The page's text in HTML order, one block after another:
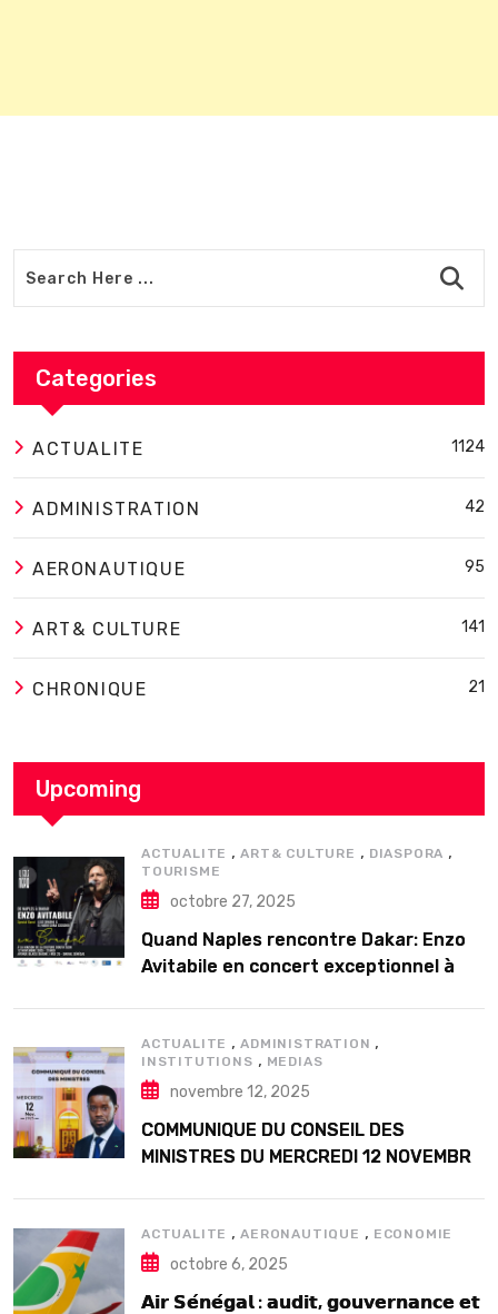
Categories
ACTUALITE 1124
ADMINISTRATION 42
AERONAUTIQUE 95
ART& CULTURE 141
CHRONIQUE 21
Upcoming
ACTUALITE ,ART& CULTURE , DIASPORA ,
TOURISME
octobre 27, 2025
Quand Naples rencontre Dakar: Enzo
Avitabile en concert exceptionnel à
ACTUALITE ,ADMINISTRATION ,
INSTITUTIONS , MEDIAS
novembre 12, 2025
COMMUNIQUE DU CONSEIL DES
MINISTRES DU MERCREDI 12 NOVEMBRE
ACTUALITE ,AERONAUTIQUE , ECONOMIE
octobre 6, 2025
𝗔𝗶𝗿 𝗦𝗲́𝗻𝗲́𝗴𝗮𝗹 : 𝗮𝘂𝗱𝗶𝘁, 𝗴𝗼𝘂𝘃𝗲𝗿𝗻𝗮𝗻𝗰𝗲 𝗲𝘁